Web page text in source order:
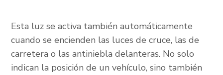
Esta luz se activa también automáticamente
cuando se encienden las luces de cruce, las de
carretera o las antiniebla delanteras. No solo
indican la posición de un vehículo, sino también